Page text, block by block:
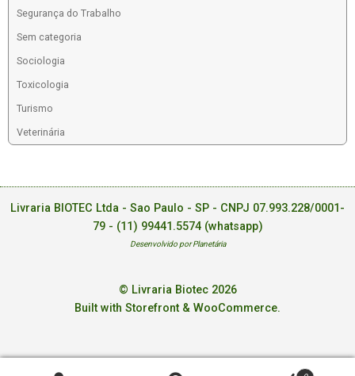
Segurança do Trabalho
Sem categoria
Sociologia
Toxicologia
Turismo
Veterinária
Livraria BIOTEC Ltda - Sao Paulo - SP - CNPJ 07.993.228/0001-
79 - (11) 99441.5574 (whatsapp)
Desenvolvido por Planetária
© Livraria Biotec 2026
Built with Storefront & WooCommerce.